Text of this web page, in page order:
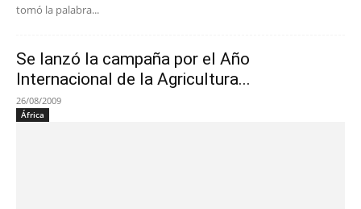
tomó la palabra...
Se lanzó la campaña por el Año
Internacional de la Agricultura...
26/08/2009
África